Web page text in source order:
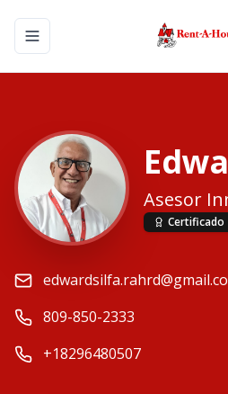
Toggle navigation menu
Asesor
Certificado
809-850-2333
+18296480507